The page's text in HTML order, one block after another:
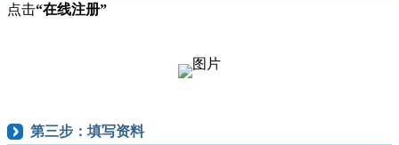
点击“在线注册”
第三步：填写资料